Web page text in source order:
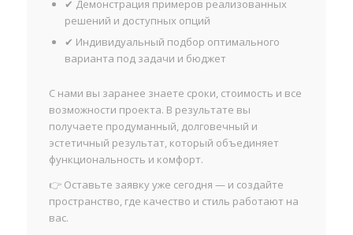
✔ Демонстрация примеров реализованных
решений и доступных опций
✔ Индивидуальный подбор оптимального
варианта под задачи и бюджет
С нами вы заранее знаете сроки, стоимость и все
возможности проекта. В результате вы
получаете продуманный, долговечный и
эстетичный результат, который объединяет
функциональность и комфорт.
👉 Оставьте заявку уже сегодня — и создайте
пространство, где качество и стиль работают на
вас.